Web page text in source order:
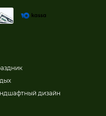
дизайн